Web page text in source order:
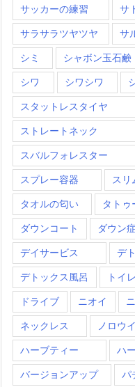
サッカーの練習 サ
サラサラツヤツヤ サ
シミ シャボン玉石鹸
シワ シワシワ
スタットレスタイヤ
ストレートネック
スバルフォレスター
スプレー容器 スリ
タオルの匂い タトゥ
ダウンコート ダウン症
デイサービス デ
デトックス風呂 トイレ
ドライブ ニオイ
ネックレス ノロウ
ハーブティー ハ
バージョンアップ パ